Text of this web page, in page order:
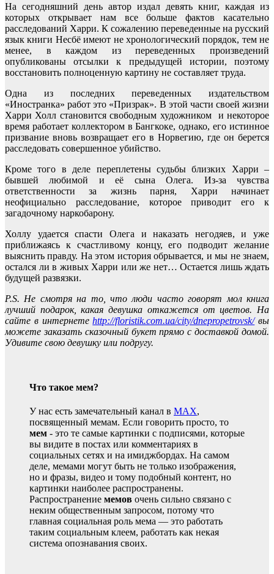
На сегодняшний день автор издал девять книг, каждая из
которых открывает нам все больше фактов касательно
расследований Харри. К сожалению переведенные на русский
язык книги Несбё имеют не хронологический порядок, тем не
менее, в каждом из переведенных произведений
опубликованы отсылки к предыдущей истории, поэтому
восстановить полноценную картину не составляет труда.
Одна из последних переведенных издательством
«Иностранка» работ это «Призрак». В этой части своей жизни
Харри Холл становится свободным художником и некоторое
время работает коллектором в Бангкоке, однако, его истинное
призвание вновь возвращает его в Норвегию, где он берется
расследовать совершенное убийство.
Кроме того в деле переплетены судьбы близких Харри –
бывшей любимой и её сына Олега. Из-за чувства
ответственности за жизнь парня, Харри начинает
неофициально расследование, которое приводит его к
загадочному наркобарону.
Холлу удается спасти Олега и наказать негодяев, и уже
приближаясь к счастливому концу, его подводит желание
выяснить правду. На этом история обрывается, и мы не знаем,
остался ли в живых Харри или же нет… Остается лишь ждать
будущей развязки.
P.S. Не смотря на то, что люди часто говорят мол книга
лучший подарок, какая девушка откажется от цветов. На
сайте в интернетеhttp://floristik.com.ua/city/dnepropetrovsk/вы
можете заказать сказочный букет прямо с доставкой домой.
Удивите свою девушку или подругу.
Что такое мем?
У нас есть замечательный канал в MAX,
посвященный мемам. Если говорить просто, то
мем - это те самые картинки с подписями, которые
вы видите в постах или комментариях в
социальных сетях и на имиджбордах. На самом
деле, мемами могут быть не только изображения,
но и фразы, видео и тому подобный контент, но
картинки наиболее распространены.
Распространение мемов очень сильно связано с
неким общественным запросом, потому что
главная социальная роль мема — это работать
таким социальным клеем, работать как некая
система опознавания своих.